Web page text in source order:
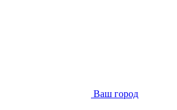
Ваш город